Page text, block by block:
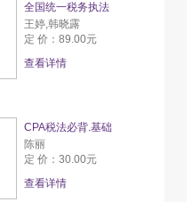
全国统一税务执法
王婷,韩晓露
定 价：89.00元
查看详情
CPA税法必背.基础
陈丽
定 价：30.00元
查看详情